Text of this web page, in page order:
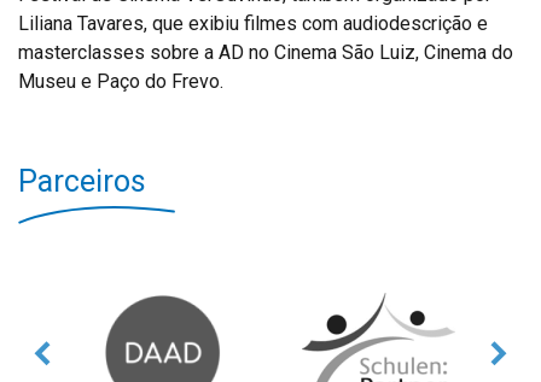
Liliana Tavares, que exibiu filmes com audiodescrição e
masterclasses sobre a AD no Cinema São Luiz, Cinema do
Museu e Paço do Frevo.
Parceiros